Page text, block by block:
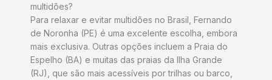
multidões?
Para relaxar e evitar multidões no Brasil, Fernando
de Noronha (PE) é uma excelente escolha, embora
mais exclusiva. Outras opções incluem a Praia do
Espelho (BA) e muitas das praias da Ilha Grande
(RJ), que são mais acessíveis por trilhas ou barco,